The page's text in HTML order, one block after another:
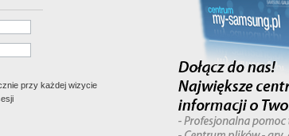
przy każdej wizycie